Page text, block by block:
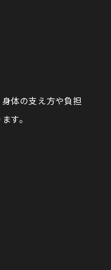
体の支え方や負担
す。